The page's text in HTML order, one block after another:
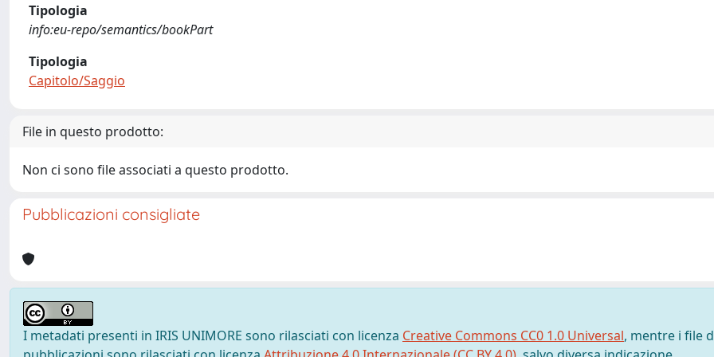
Tipologia
info:eu-repo/semantics/bookPart
Tipologia
Capitolo/Saggio
File in questo prodotto:
Non ci sono file associati a questo prodotto.
Pubblicazioni consigliate
I metadati presenti in IRIS UNIMORE sono rilasciati con licenza Creative Commons CC0 1.0 Universal, mentre i file